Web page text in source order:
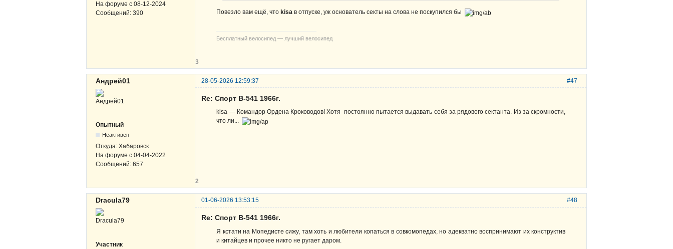
На форуме с 08-12-2024
Сообщений: 390 Повезло вам ещё, что kisa в отпуске, уж основатель секты на слова не поскупился бы
Бесплатный велосипед — лучший велосипед
3
#47
Андрей01 28-05-2026 12:59:37
Опытный
Неактивен
Откуда: Хабаровск
На форуме с 04-04-2022
Сообщений: 657
Re: Спорт В-541 1966г.
kisa — Командор Ордена Кроководов! Хотя постоянно пытается выдавать себя за рядового сектанта. Из за скромности,
что ли...
2
#48
Dracula79 01-06-2026 13:53:15
Участник
Re: Спорт В-541 1966г.
Я кстати на Мопедисте сижу, там хоть и любители копаться в совкомопедах, но адекватно воспринимают их конструктив
и китайцев и прочее никто не ругает даром.